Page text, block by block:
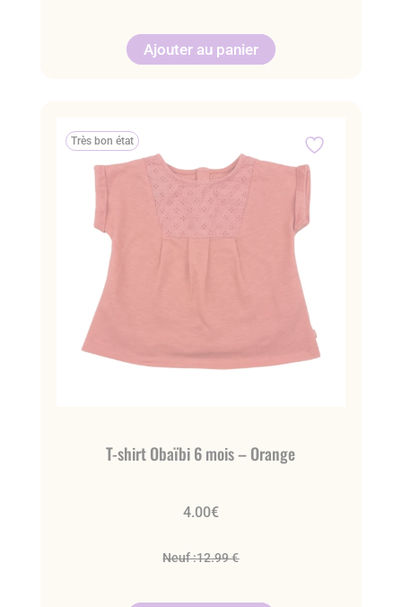
Ajouter au panier
Très bon état
T-shirt Obaïbi 6 mois – Orange
4.00€
Neuf :12.99 €